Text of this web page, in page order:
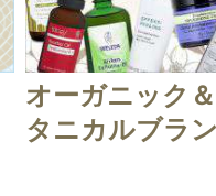
オーガニック
タニカルブラ